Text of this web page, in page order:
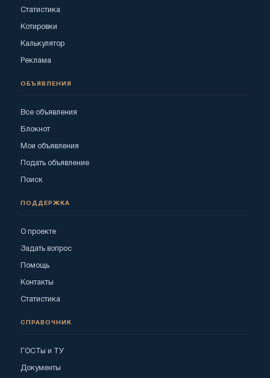
Статистика
Котировки
Калькулятор
Реклама
ОБЪЯВЛЕНИЯ
Все объявления
Блокнот
Мои объявления
Подать объявление
Поиск
ПОДДЕРЖКА
О проекте
Задать вопрос
Помощь
Контакты
Статистика
СПРАВОЧНИК
ГОСТы и ТУ
Документы